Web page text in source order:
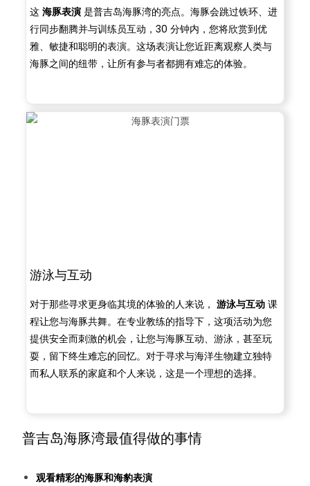
这海豚表演 是普吉岛海豚湾的亮点。海豚会跳过铁环、进
行同步翻腾并与训练员互动，30 分钟内，您将欣赏到优
雅、敏捷和聪明的表演。这场表演让您近距离观察人类与
海豚之间的纽带，让所有参与者都拥有难忘的体验。
游泳与互动
对于那些寻求更身临其境的体验的人来说，游泳与互动 课
程让您与海豚共舞。在专业教练的指导下，这项活动为您
提供安全而刺激的机会，让您与海豚互动、游泳，甚至玩
耍，留下终生难忘的回忆。对于寻求与海洋生物建立独特
而私人联系的家庭和个人来说，这是一个理想的选择。
普吉岛海豚湾最值得做的事情
观看精彩的海豚和海豹表演